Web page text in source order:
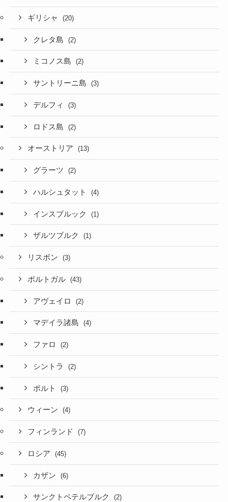
ギリシャ (20)
クレタ島 (2)
ミコノス島 (2)
サントリーニ島 (3)
デルフィ (3)
ロドス島 (2)
オーストリア (13)
グラーツ (2)
ハルシュタット (4)
インスブルック (1)
ザルツブルク (1)
リスボン (3)
ポルトガル (43)
アヴェイロ (2)
マデイラ諸島 (4)
ファロ (2)
シントラ (2)
ポルト (3)
ウィーン (4)
フィンランド (7)
ロシア (45)
カザン (6)
サンクトペテルブルク (2)